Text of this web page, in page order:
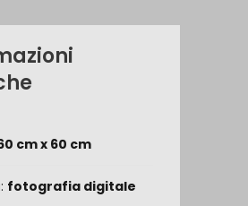
cm x 60 cm
fotografia digitale